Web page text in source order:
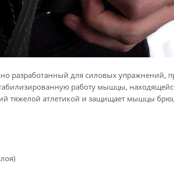
разработанный для силовых упражнений,
работу мышцы,
тяжелой атлетикой и защищает мышцы